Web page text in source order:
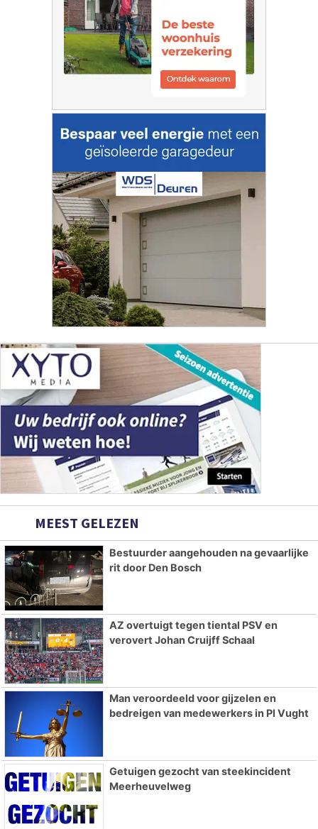
MEEST GELEZEN
Bestuurder aangehouden na gevaarlijke
rit door Den Bosch
AZ overtuigt tegen tiental PSV en
verovert Johan Cruijff Schaal
Man veroordeeld voor gijzelen en
bedreigen van medewerkers in PI Vught
Getuigen gezocht van steekincident
Meerheuvelweg